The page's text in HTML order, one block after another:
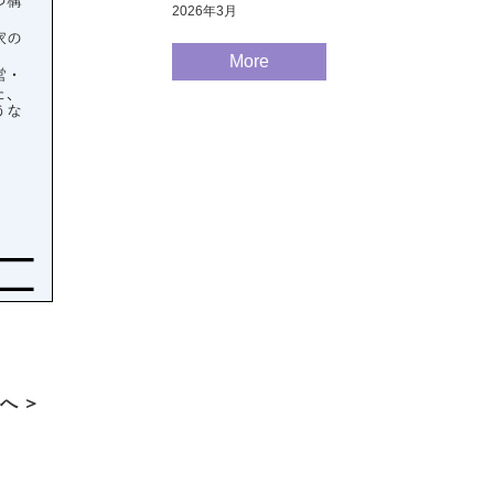
＞
2026年3月
More